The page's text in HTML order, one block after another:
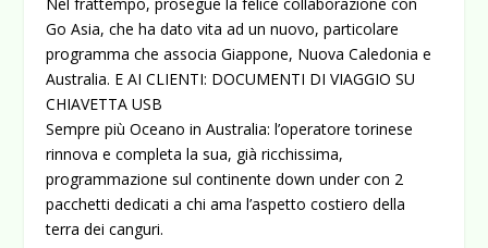
Go Asia, che ha dato vita ad un nuovo, particolare
programma che associa Giappone, Nuova Caledonia e
Australia. E AI CLIENTI: DOCUMENTI DI VIAGGIO SU
CHIAVETTA USB
Sempre più Oceano in Australia: l’operatore torinese
rinnova e completa la sua, già ricchissima,
programmazione sul continente down under con 2
pacchetti dedicati a chi ama l’aspetto costiero della
terra dei canguri.